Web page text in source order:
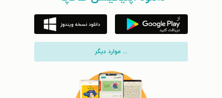
... موارد دیگر